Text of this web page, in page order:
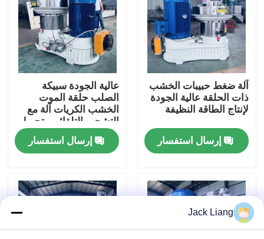
حول بنا
جولة في المعمل
ضبط الجودة
آلة مطحنة الحبيبات
مطحنة الخشب الحبيبات
آلة ضغط حبيبات الخشب
ذات الحلقة عالية الجودة
لإنتاج الطاقة النظيفة
إرسال استفسار
عالية الجودة سبيكة
الصلب حلقة الموت
الخشب الكريات آلة مع
التشحيم التلقائي وتحويل
المروحة فعالة
إرسال استفسار
Jack Liang